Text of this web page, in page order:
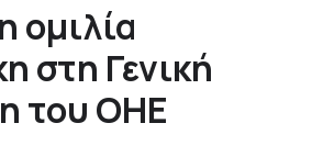
ομιλία
στη Γενική
του ΟΗΕ